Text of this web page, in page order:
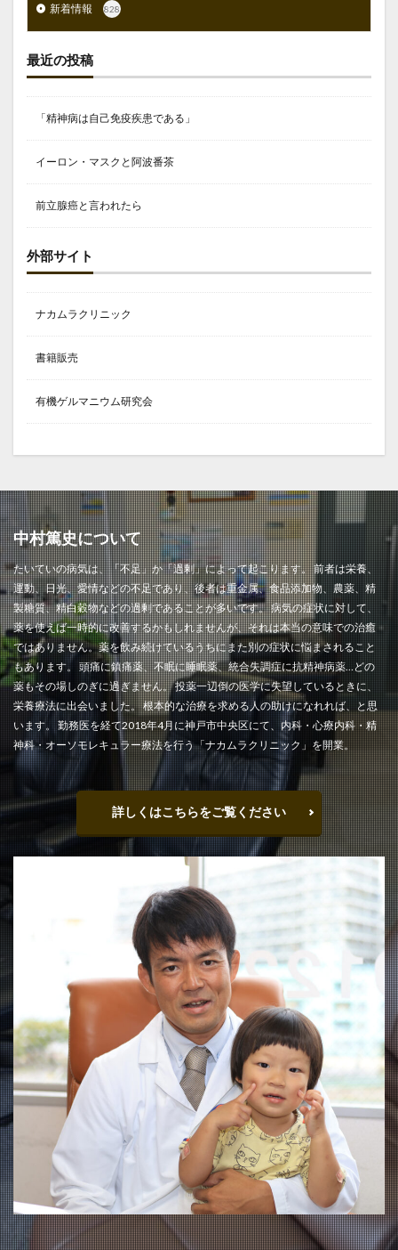
新着情報 828
最近の投稿
「精神病は自己免疫疾患である」
イーロン・マスクと阿波番茶
前立腺癌と言われたら
外部サイト
ナカムラクリニック
書籍販売
有機ゲルマニウム研究会
中村篤史について
たいていの病気は、「不足」か「過剰」によって起こります。 前者は栄養、
運動、日光、愛情などの不足であり、後者は重金属、食品添加物、農薬、精
製糖質、精白穀物などの過剰であることが多いです。 病気の症状に対して、
薬を使えば一時的に改善するかもしれませんが、それは本当の意味での治癒
ではありません。薬を飲み続けているうちにまた別の症状に悩まされること
もあります。 頭痛に鎮痛薬、不眠に睡眠薬、統合失調症に抗精神病薬…どの
薬もその場しのぎに過ぎません。 投薬一辺倒の医学に失望しているときに、
栄養療法に出会いました。 根本的な治療を求める人の助けになれれば、と思
います。 勤務医を経て2018年4月に神戸市中央区にて、内科・心療内科・精
神科・オーソモレキュラー療法を行う「ナカムラクリニック」を開業。
詳しくはこちらをご覧ください